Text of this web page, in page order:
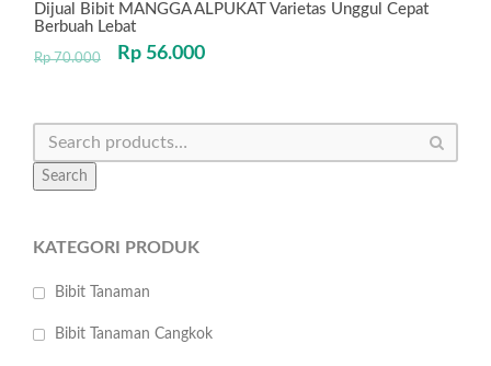
Dijual Bibit MANGGA ALPUKAT Varietas Unggul Cepat
Berbuah Lebat
Rp70.000 Rp 56.000
Search
KATEGORI PRODUK
Bibit Tanaman
Bibit Tanaman Cangkok